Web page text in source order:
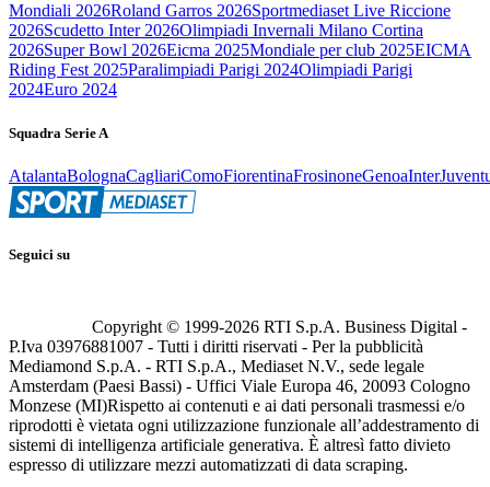
Mondiali 2026Roland Garros 2026Sportmediaset Live Riccione
2026Scudetto Inter 2026Olimpiadi Invernali Milano Cortina
2026Super Bowl 2026Eicma 2025Mondiale per club 2025EICMA
Riding Fest 2025Paralimpiadi Parigi 2024Olimpiadi Parigi
2024Euro 2024
Squadra Serie A
AtalantaBolognaCagliariComoFiorentinaFrosinoneGenoaInter
Seguici su
Copyright © 1999-2026 RTI S.p.A. Business Digital -
P.Iva 03976881007 - Tutti i diritti riservati - Per la pubblicità
Mediamond S.p.A. - RTI S.p.A., Mediaset N.V., sede legale
Amsterdam (Paesi Bassi) - Uffici Viale Europa 46, 20093 Cologno
Monzese (MI)Rispetto ai contenuti e ai dati personali trasmessi e/o
riprodotti è vietata ogni utilizzazione funzionale all’addestramento di
sistemi di intelligenza artificiale generativa. È altresì fatto divieto
espresso di utilizzare mezzi automatizzati di data scraping.